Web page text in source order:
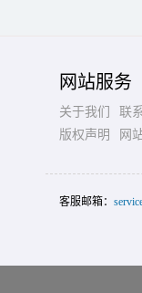
网站服务
关于我们 联
版权声明
网
客服邮箱：